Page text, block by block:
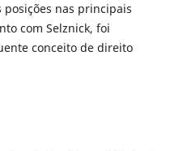
posições nas principais
com Selznick, foi
conceito de direito